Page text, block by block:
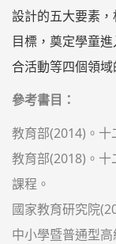
設計的五大要素
目標，奠定學童
合活動等四個領域
參考書目：
教育部(2014)。十
教育部(2018)。
課程。
國家教育研究院
中小學暨普通型